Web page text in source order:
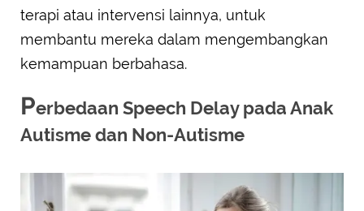
terapi atau intervensi lainnya, untuk
membantu mereka dalam mengembangkan
kemampuan berbahasa.
Perbedaan Speech Delay pada Anak
Autisme dan Non-Autisme